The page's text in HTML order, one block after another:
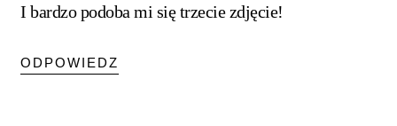
I bardzo podoba mi się trzecie zdjęcie!
ODPOWIEDZ